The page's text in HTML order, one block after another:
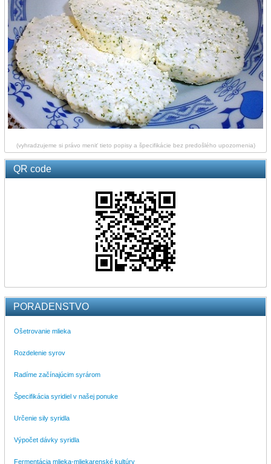
PORADENSTVO
Ošetrovanie mlieka
Rozdelenie syrov
Radíme začínajúcim syrárom
Špecifikácia syridiel v našej ponuke
Určenie sily syridla
Výpočet dávky syridla
Fermentácia mlieka-mliekarenské kultúry
(vyhradzujeme si právo meniť tieto popisy a špecifikácie bez predošlého upozornenia)
QR code